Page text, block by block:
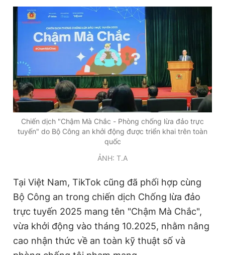
Chiến dịch "Chậm Mà Chắc - Phòng chống lừa đảo trực
tuyến" do Bộ Công an khởi động được triển khai trên toàn
quốc
ẢNH: T.A
Tại Việt Nam, TikTok cũng đã phối hợp cùng
Bộ Công an trong chiến dịch Chống lừa đảo
trực tuyến 2025 mang tên "Chậm Mà Chắc",
vừa khởi động vào tháng 10.2025, nhằm nâng
cao nhận thức về an toàn kỹ thuật số và